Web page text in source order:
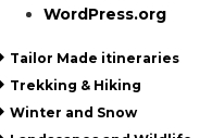
WordPress.org
Tailor Made itineraries
Trekking & Hiking
Winter and Snow